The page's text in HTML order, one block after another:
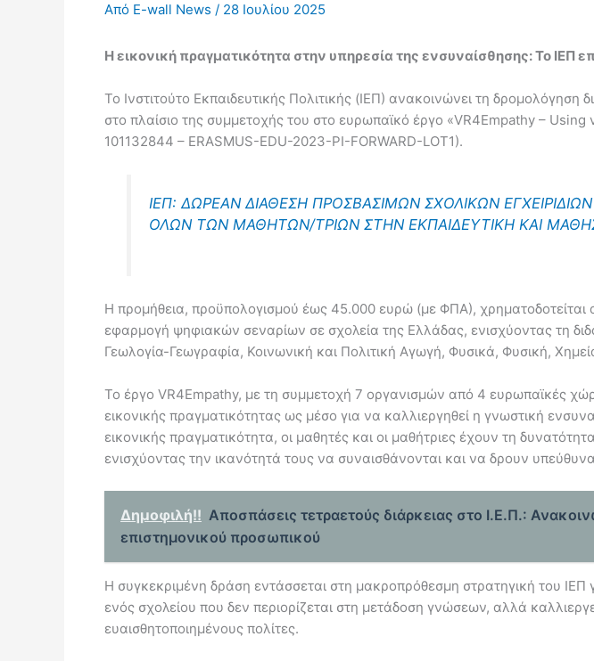
Από E-wall News / 28 Ιουλίου 2025
Η εικονική πραγματικότητα στην υπηρεσία της ενσυναίσθησης: Το ΙΕΠ
Το Ινστιτούτο Εκπαιδευτικής Πολιτικής (ΙΕΠ) ανακοινώνει τη
στο πλαίσιο της συμμετοχής του στο ευρωπαϊκό έργο «VR4Empathy –
101132844 – ERASMUS-EDU-2023-PI-FORWARD-LOT1).
ΙΕΠ: ΔΩΡΕΑΝ ΔΙΑΘΕΣΗ ΠΡΟΣΒΑΣΙΜΩΝ ΣΧΟΛΙΚΩΝ
ΟΛΩΝ ΤΩΝ ΜΑΘΗΤΩΝ/ΤΡΙΩΝ ΣΤΗΝ ΕΚΠΑΙΔΕΥΤΙΚΗ ΚΑΙ
Η προμήθεια, προϋπολογισμού έως 45.000 ευρώ (με ΦΠΑ), χρηματοδοτείται
εφαρμογή ψηφιακών σεναρίων σε σχολεία της Ελλάδας, ενισχύοντας τη
Γεωλογία-Γεωγραφία, Κοινωνική και Πολιτική Αγωγή, Φυσικά, Φυσική,
Το έργο VR4Empathy, με τη συμμετοχή 7 οργανισμών από 4 ευρωπαϊκές
εικονικής πραγματικότητας ως μέσο για να καλλιεργηθεί η γνωστική
εικονικής πραγματικότητα, οι μαθητές και οι μαθήτριες έχουν τη
ενισχύοντας την ικανότητά τους να συναισθάνονται και να δρουν
Δημοφιλή!! Αποσπάσεις τετραετούς διάρκειας στο Ι.Ε.Π.:
επιστημονικού προσωπικού
Η συγκεκριμένη δράση εντάσσεται στη μακροπρόθεσμη στρατηγική του ΙΕΠ
ενός σχολείου που δεν περιορίζεται στη μετάδοση γνώσεων, αλλά
ευαισθητοποιημένους πολίτες.